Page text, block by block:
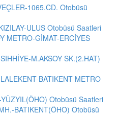
1065.CD. Otobüsü
ULUS Otobüsü Saatleri
METRO-GİMAT-ERCİYES
M.AKSOY SK.(2.HAT)
BATIKENT METRO
Otobüsü Saatleri
BATIKENT(ÖHO) Otobüsü